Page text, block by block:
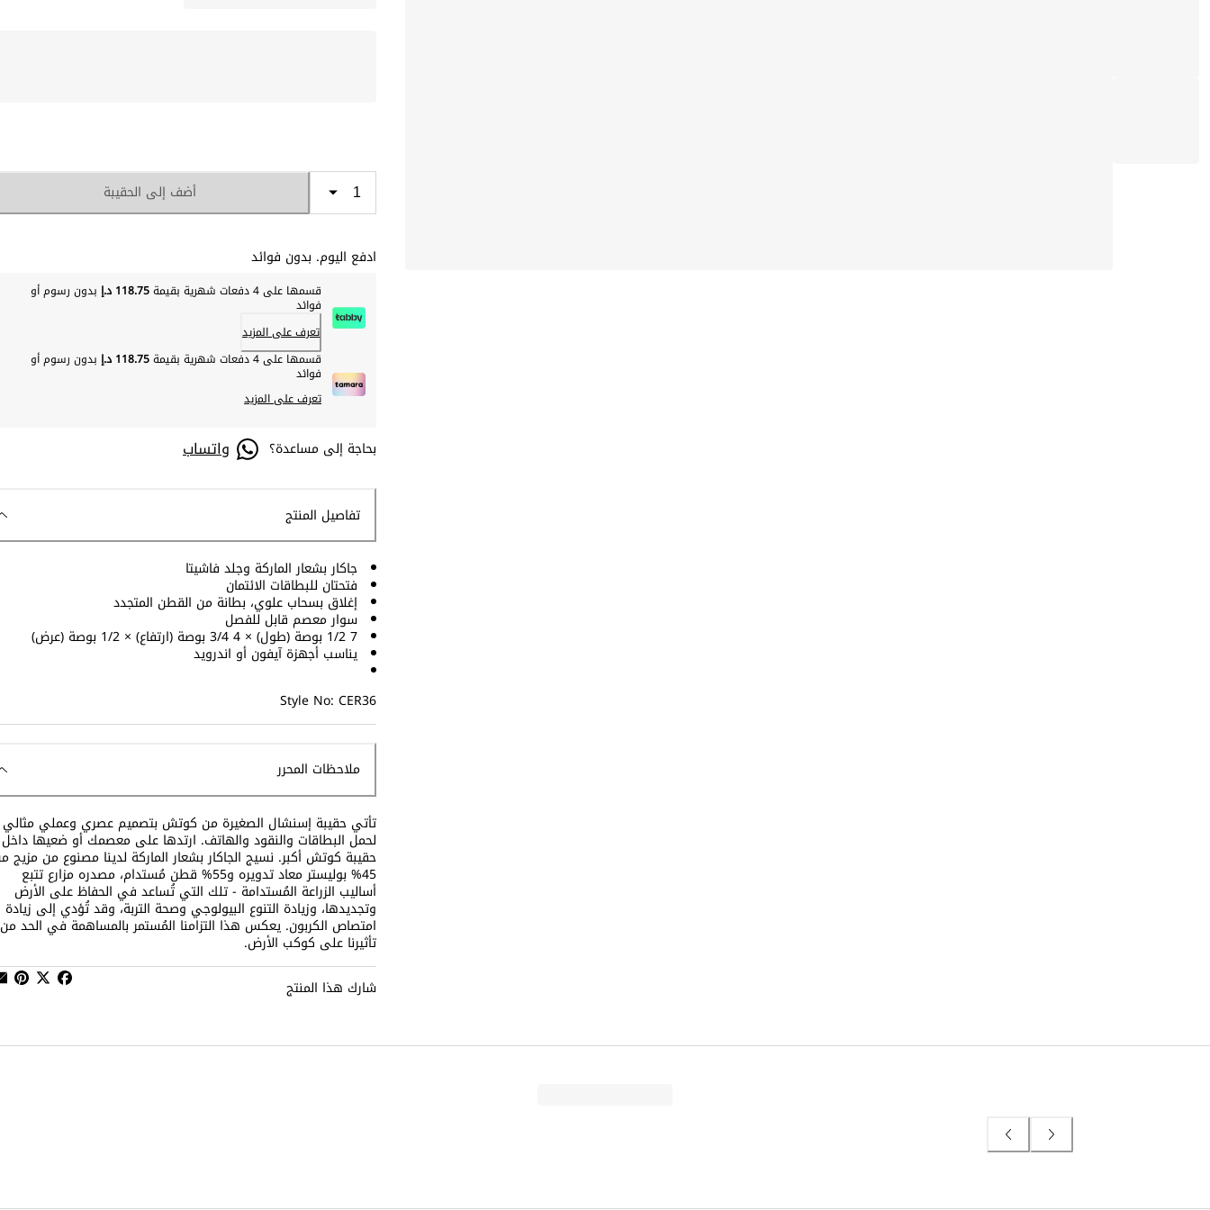
أضف إلى الحقيبة
ادفع اليوم. بدون فوائد
قسمها على 4 دفعات شهرية بقيمة 118.75 د.إ بدون رسوم أو
فوائد
تعرف على المزيد
قسمها على 4 دفعات شهرية بقيمة
118.75 د.إ بدون رسوم أو
فوائد
تعرف على المزيد
بحاجة إلى مساعدة؟ واتساب
تفاصيل المنتج
جاكار بشعار الماركة وجلد فاشيتا
فتحتان للبطاقات الائتمان
إغلاق بسحاب علوي، بطانة من القطن المتجدد
سوار معصم قابل للفصل
7 1/2 بوصة (طول) × 4 3/4 بوصة (ارتفاع) × 1/2 بوصة (عرض)
يناسب أجهزة آيفون أو اندرويد
Style No: CER36
ملاحظات المحرر
تأتي حقيبة إسنشال الصغيرة من كوتش بتصميم عصري وعملي مثالي
لحمل البطاقات والنقود والهاتف. ارتدها على معصمك أو ضعيها داخل
حقيبة كوتش أكبر. نسيج الجاكار بشعار الماركة لدينا مصنوع من مزيج
45% بوليستر معاد تدويره و55% قطن مُستدام، مصدره مزارع تتبع
أساليب الزراعة المُستدامة - تلك التي تُساعد في الحفاظ على الأرض
وتجديدها، وزيادة التنوع البيولوجي وصحة التربة، وقد تُؤدي إلى زيادة
امتصاص الكربون. يعكس هذا التزامنا المُستمر بالمساهمة في الحد من
تأثيرنا على كوكب الأرض.
شارك هذا المنتج